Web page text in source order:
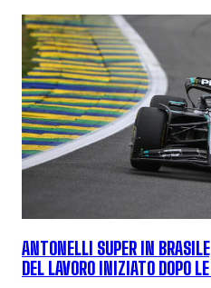
ANTONELLI SUPER IN
DEL LAVORO INIZIATO DOPO